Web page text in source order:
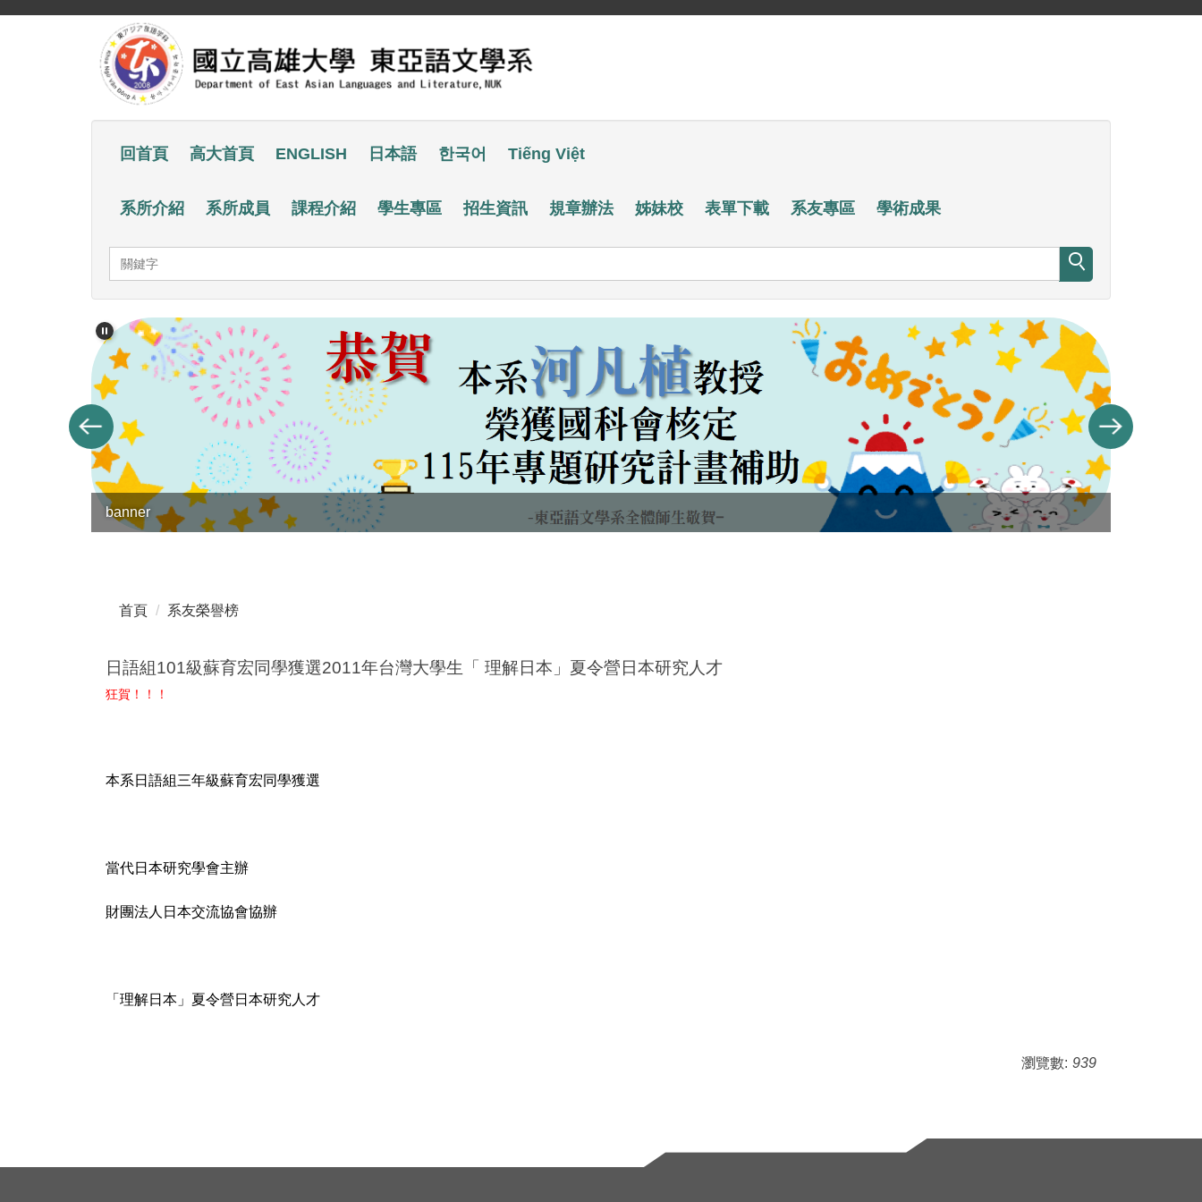
回首頁 高大首頁 ENGLISH 日本語 한국어 Tiếng Việt
系所介紹 系所成員 課程介紹 學生專區 招生資訊 規章辦法 姊妹校 表單下載 系友專區 學術成果
banner
首頁 系友榮譽榜
日語組101級蘇育宏同學獲選2011年台灣大學生「 理解日本」夏令營日本研究人才
狂賀！！！
本系日語組三年級蘇育宏同學獲選
當代日本研究學會主辦
財團法人日本交流協會協辦
「理解日本」夏令營日本研究人才
瀏覽數: 939